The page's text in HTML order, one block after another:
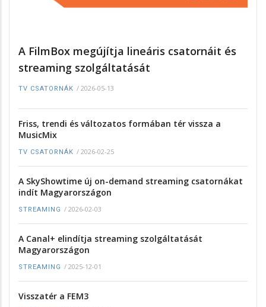
A FilmBox megújítja lineáris csatornáit és
streaming szolgáltatását
TV CSATORNÁK / 2026-05-13
Friss, trendi és változatos formában tér vissza a
MusicMix
TV CSATORNÁK / 2026-02-25
A SkyShowtime új on-demand streaming csatornákat
indít Magyarországon
STREAMING / 2026-02-03
A Canal+ elindítja streaming szolgáltatását
Magyarországon
STREAMING / 2025-12-01
Visszatér a FEM3